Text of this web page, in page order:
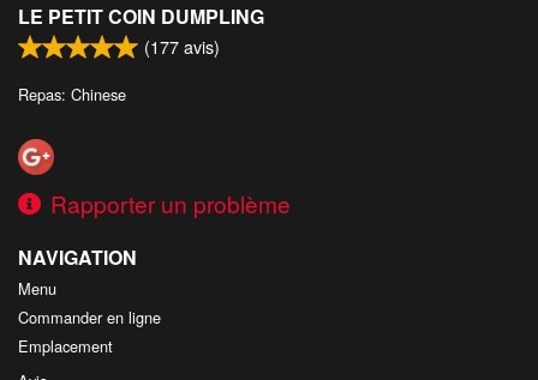
LE PETIT COIN DUMPLING
(177avis)
Repas: Chinese
Rapporter un problème
NAVIGATION
Menu
Commander en ligne
Emplacement